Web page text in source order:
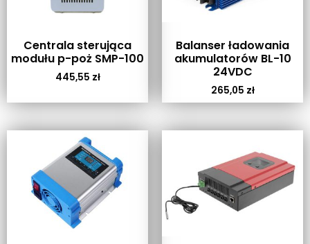
Centrala sterująca
modułu p-poż SMP-100
445,55 zł
Balanser ładowania
akumulatorów BL-10
24VDC
265,05 zł